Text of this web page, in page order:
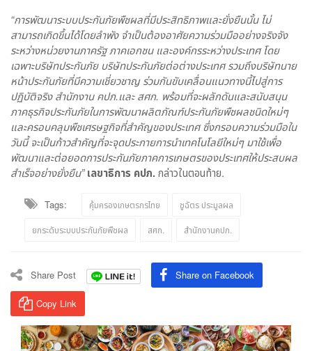
“การพัฒนาระบบประกันภัยพืชผลที่มีประสิทธิภาพและยั่งยืนนั้น ไม่
สามารถเกิดขึ้นได้โดยลำพัง จำเป็นต้องอาศัยความร่วมมืออย่างจริงจัง
ระหว่างหน่วยงานภาครัฐ ภาคเอกชน และองค์กรระหว่างประเทศ โดย
เฉพาะบริษัทประกันภัย บริษัทประกันภัยต่อต่างประเทศ รวมถึงบริษัทนาย
หน้าประกันภัยที่มีความเชี่ยวชาญ ร่วมกันขับเคลื่อนแนวทางนี้ไปสู่การ
ปฏิบัติจริง สำนักงาน คปภ.และ สศก. พร้อมที่จะผลักดันและสนับสนุน
ภาคธุรกิจประกันภัยในการพัฒนาผลิตภัณฑ์ประกันภัยพืชผลชนิดใหม่ๆ
และครอบคลุมพืชเศรษฐกิจที่สำคัญของประเทศ ซึ่งกรอบความร่วมมือใน
วันนี้ จะเป็นก้าวสำคัญที่จะจุดประกายการนำเทคโนโลยีใหม่ๆ มาใช้เพื่อ
พัฒนาและต่อยอดการประกันภัยภาคการเกษตรของประเทศให้ประสบผล
สำเร็จอย่างยั่งยืน” เลขาธิการ คปภ.กล่าวในตอนท้าย.
Tags: คุ้มครองเกษตรกรไทย ชูฉัตร ประมูลผล
ยกระดับระบบประกันภัยพืชผล สศก. สำนักงานคปภ.
Share Post Share on Facebook
Copy Link